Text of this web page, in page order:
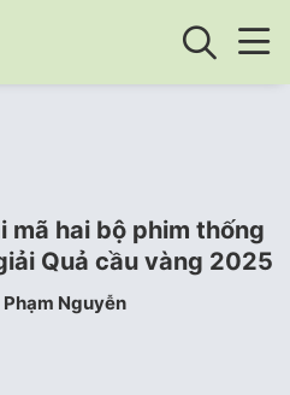
mã hai bộ phim thống
Quả cầu vàng 2025
Phạm Nguyễn